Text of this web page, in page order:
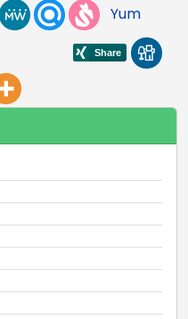
Yum